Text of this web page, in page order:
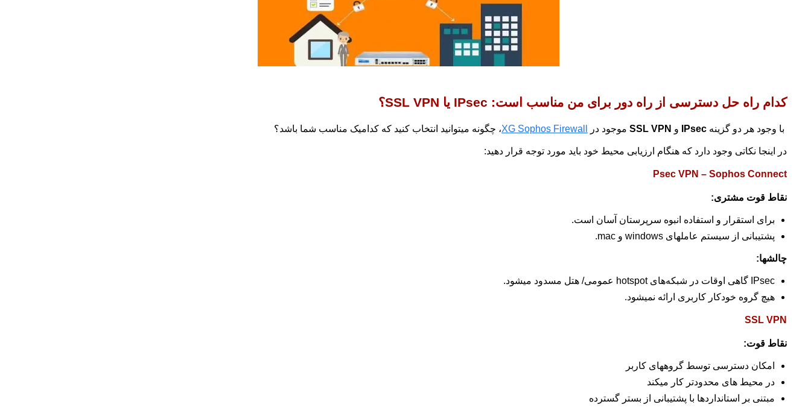
کدام راه حل دسترسی از راه دور برای من مناسب است: IPsec یا SSL VPN؟
با وجود هر دو گزینه IPsec و SSL VPN موجود در XG Sophos Firewall، چگونه میتوانید انتخاب کنید که کدامیک مناسب شما باشد؟
در اینجا نکاتی وجود دارد که هنگام ارزیابی محیط خود باید مورد توجه قرار دهید:
Psec VPN – Sophos Connect
نقاط قوت مشتری:
برای استقرار و استفاده انبوه سرپرستان آسان است.
پشتیبانی از سیستم عاملهای windows و mac.
چالشها:
IPsec گاهی اوقات در شبکه‌های hotspot عمومی/ هتل مسدود میشود.
هیچ گروه خودکار کاربری ارائه نمیشود.
SSL VPN
نقاط قوت:
امکان دسترسی توسط گروههای کاربر
در محیط های محدودتر کار میکند
مبتنی بر استانداردها با پشتیبانی از بستر گسترده